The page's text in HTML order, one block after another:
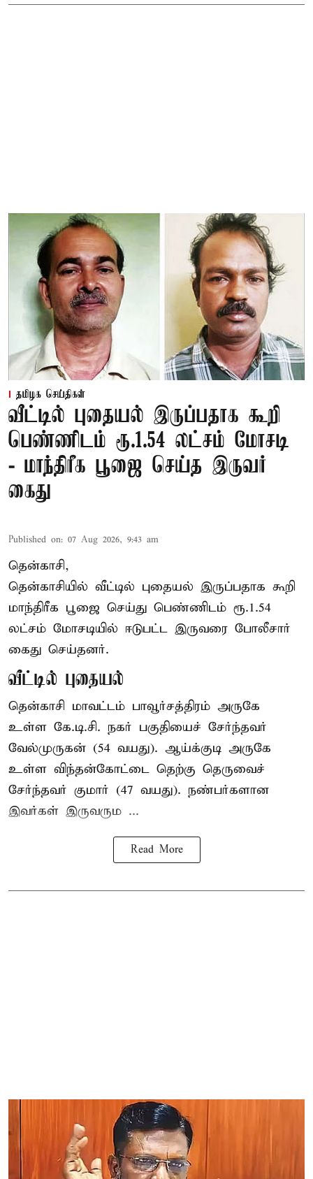
தமிழக செய்திகள்
வீட்டில் புதையல் இருப்பதாக கூறி
பெண்ணிடம் ரூ.1.54 லட்சம் மோசடி
- மாந்திரீக பூஜை செய்த இருவர்
கைது
Published on: 07 Aug 2026, 9:43 am
தென்காசி,
தென்காசியில் வீட்டில் புதையல் இருப்பதாக கூறி
மாந்திரீக பூஜை செய்து பெண்ணிடம் ரூ.1.54
லட்சம் மோசடியில் ஈடுபட்ட இருவரை போலீசார்
கைது செய்தனர்.
வீட்டில் புதையல்
தென்காசி மாவட்டம் பாவூர்சத்திரம் அருகே
உள்ள கே.டி.சி. நகர் பகுதியைச் சேர்ந்தவர்
வேல்முருகன் (54 வயது). ஆய்க்குடி அருகே
உள்ள விந்தன்கோட்டை தெற்கு தெருவைச்
சேர்ந்தவர் குமார் (47 வயது). நண்பர்களான
இவர்கள் இருவரும ...
Read More